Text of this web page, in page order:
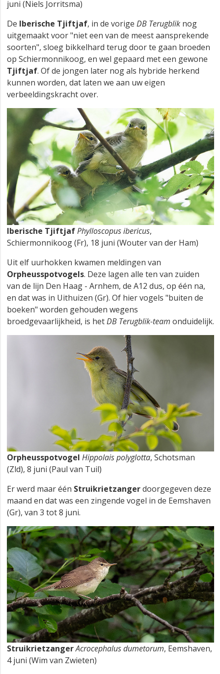
juni (Niels Jorritsma)
De Iberische Tjiftjaf, in de vorige DB Terugblik nog
uitgemaakt voor "niet een van de meest aansprekende
soorten", sloeg bikkelhard terug door te gaan broeden
op Schiermonnikoog, en wel gepaard met een gewone
Tjiftjaf. Of de jongen later nog als hybride herkend
kunnen worden, dat laten we aan uw eigen
verbeeldingskracht over.
Iberische TjiftjafPhylloscopus ibericus,
Schiermonnikoog (Fr), 18 juni (Wouter van der Ham)
Uit elf uurhokken kwamen meldingen van
Orpheusspotvogels. Deze lagen alle ten van zuiden
van de lijn Den Haag - Arnhem, de A12 dus, op één na,
en dat was in Uithuizen (Gr). Of hier vogels "buiten de
boeken" worden gehouden wegens
broedgevaarlijkheid, is hetDB Terugblik-team onduidelijk.
Orpheusspotvogel Hippolais polyglotta, Schotsman
(Zld), 8 juni (Paul van Tuil)
Er werd maar één Struikrietzangerdoorgegeven deze
maand en dat was een zingende vogel in de Eemshaven
(Gr), van 3 tot 8 juni.
StruikrietzangerAcrocephalus dumetorum, Eemshaven,
4 juni (Wim van Zwieten)